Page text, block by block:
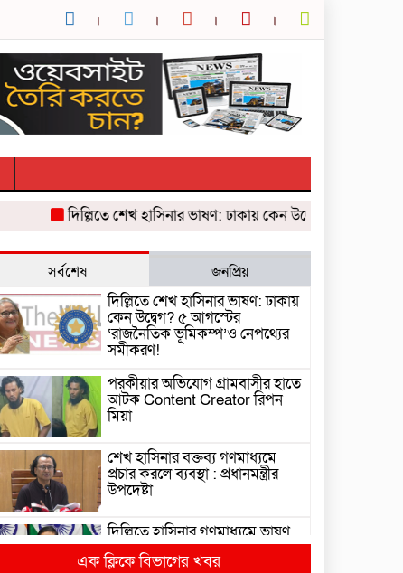
দিল্লিতে শেখ হাসিনার ভাষণ: ঢাকায় কেন উদ্বেগ? ৫ আগস্টের
সর্বশেষ জনপ্রিয়
দিল্লিতে শেখ হাসিনার ভাষণ: ঢাকায়
কেন উদ্বেগ? ৫ আগস্টের
‘রাজনৈতিক ভূমিকম্প’ও নেপথ্যের
সমীকরণ!
পরকীয়ার অভিযোগ গ্রামবাসীর হাতে
আটক Content Creator রিপন
মিয়া
শেখ হাসিনার বক্তব্য গণমাধ্যমে
প্রচার করলে ব্যবস্থা : প্রধানমন্ত্রীর
উপদেষ্টা
দিল্লিতে হাসিনার গণমাধ্যমে ভাষণ
নিয়ে যা বলছে ভারত
এক ক্লিকে বিভাগের খবর